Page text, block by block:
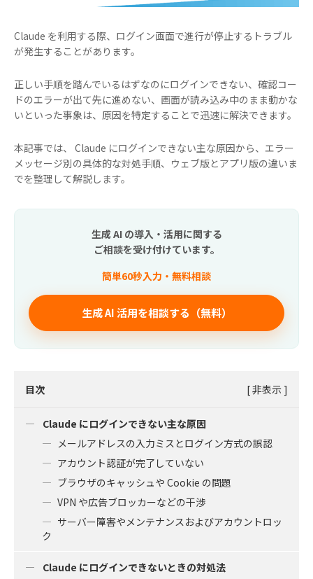
Claude を利用する際、ログイン画面で進行が停止するトラブル
が発生することがあります。
正しい手順を踏んでいるはずなのにログインできない、確認コー
ドのエラーが出て先に進めない、画面が読み込み中のまま動かな
いといった事象は、原因を特定することで迅速に解決できます。
本記事では、 Claude にログインできない主な原因から、エラー
メッセージ別の具体的な対処手順、ウェブ版とアプリ版の違いま
でを整理して解説します。
生成 AI の導入・活用に関する
ご相談を受け付けています。
簡単60秒入力・無料相談
生成 AI 活用を相談する（無料）
目次 [非表示 ]
Claude にログインできない主な原因
メールアドレスの入力ミスとログイン方式の誤認
アカウント認証が完了していない
ブラウザのキャッシュや Cookie の問題
VPN や広告ブロッカーなどの干渉
サーバー障害やメンテナンスおよびアカウントロッ
ク
Claude にログインできないときの対処法